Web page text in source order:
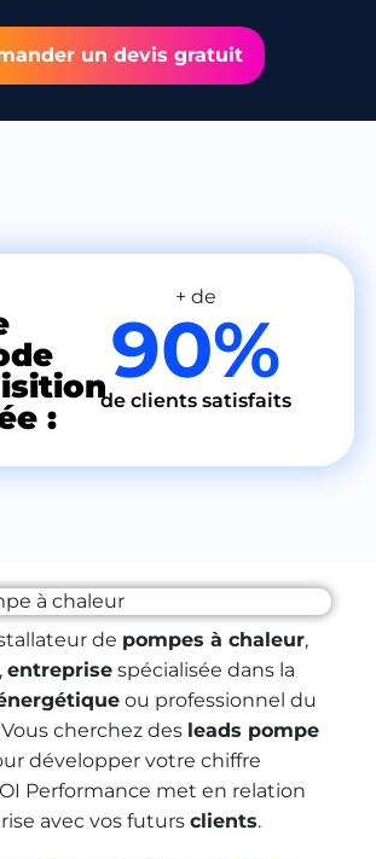
un devis gratuit
:
+ de
90%
de clients satisfaits
de pompes à chaleur,
entreprise spécialisée dans la
ou professionnel du
cherchez des leads pompe
développer votre chiffre
Performance met en relation
avec vos futursclients.